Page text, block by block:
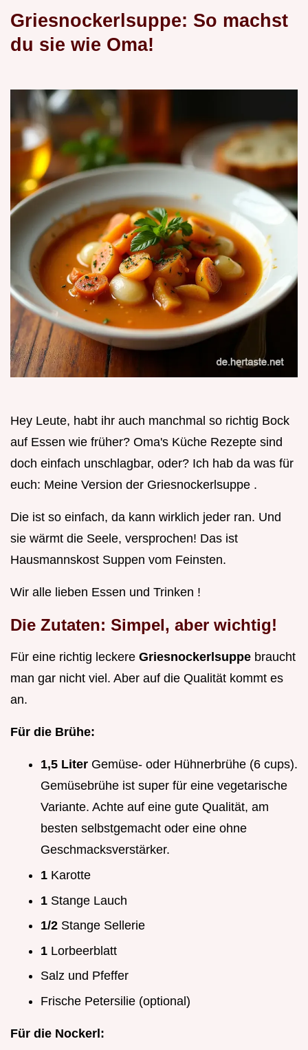
Griesnockerlsuppe: So machst
du sie wie Oma!
Hey Leute, habt ihr auch manchmal so richtig Bock
auf Essen wie früher? Oma's Küche Rezepte sind
doch einfach unschlagbar, oder? Ich hab da was für
euch: Meine Version der Griesnockerlsuppe .
Die ist so einfach, da kann wirklich jeder ran. Und
sie wärmt die Seele, versprochen! Das ist
Hausmannskost Suppen vom Feinsten.
Wir alle lieben Essen und Trinken !
Die Zutaten: Simpel, aber wichtig!
Für eine richtig leckere Griesnockerlsuppe braucht
man gar nicht viel. Aber auf die Qualität kommt es
an.
Für die Brühe:
1,5 Liter Gemüse- oder Hühnerbrühe (6 cups).
Gemüsebrühe ist super für eine vegetarische
Variante. Achte auf eine gute Qualität, am
besten selbstgemacht oder eine ohne
Geschmacksverstärker.
1 Karotte
1 Stange Lauch
1/2 Stange Sellerie
1 Lorbeerblatt
Salz und Pfeffer
Frische Petersilie (optional)
Für die Nockerl: